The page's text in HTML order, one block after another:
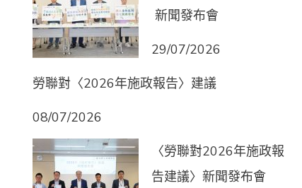
新聞發布會
29/07/2026
勞聯對〈2026年施政報告〉建議
08/07/2026
〈勞聯對2026年施政報
告建議〉新聞發布會